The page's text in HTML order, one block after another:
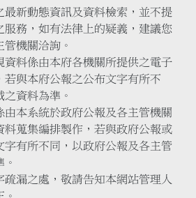
最新動態資訊及資料檢索，並不提
服務，如有法律上的疑義，建議您
機關洽詢。
資料係由本府各機關所提供之電子
若與本府公報之公布文字有所不
資料為準。
由本系統於政府公報及各主管機關
料蒐集編排製作，若與政府公報或
字有所不同，以政府公報及各主管
疏漏之處，敬請告知本網站管理人